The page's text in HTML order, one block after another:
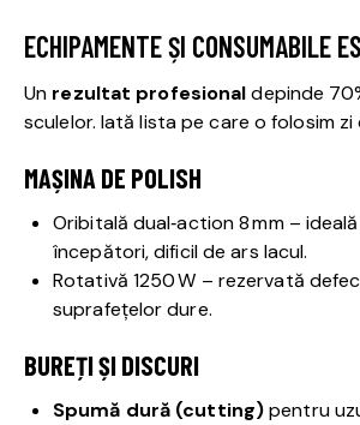
ECHIPAMENTE ȘI CONSUMABILE
Un rezultat profesionaldepinde
sculelor. Iată lista pe care o folosim zi
MAȘINA DE POLISH
Oribitală dual‑action 8 mm –
începători, dificil de ars lacul.
Rotativă 1250 W – rezervată
suprafețelor dure.
BUREȚI ȘI DISCURI
Spumă dură (cutting)pentru